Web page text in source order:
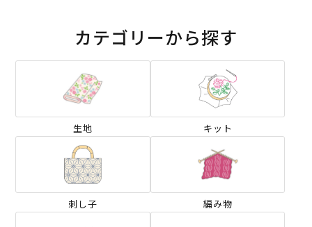
カテゴリーから探す
生地 キット
刺し子 編み物